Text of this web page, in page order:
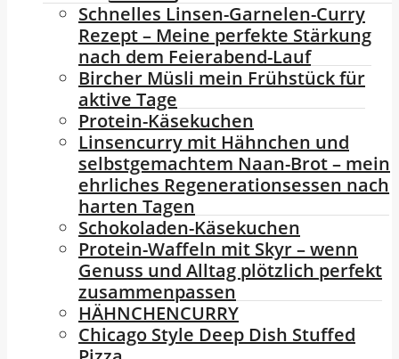
Schnelles Linsen-Garnelen-Curry
Rezept – Meine perfekte Stärkung
nach dem Feierabend-Lauf
Bircher Müsli mein Frühstück für
aktive Tage
Protein-Käsekuchen
Linsencurry mit Hähnchen und
selbstgemachtem Naan-Brot – mein
ehrliches Regenerationsessen nach
harten Tagen
Schokoladen-Käsekuchen
Protein-Waffeln mit Skyr – wenn
Genuss und Alltag plötzlich perfekt
zusammenpassen
HÄHNCHENCURRY
Chicago Style Deep Dish Stuffed